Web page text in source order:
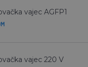
vajec AGFP1
vajec 220 V